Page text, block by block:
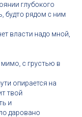
глубокого
будто рядом с ним
власти надо мной,
с грустью в
опирается на
твой
и
даровано